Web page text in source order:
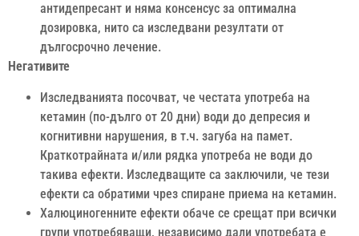
антидепресант и няма консенсус за оптимална
дозировка, нито са изследвани резултати от
дългосрочно лечение.
Негативите
Изследванията посочват, че честата употреба на
кетамин (по-дълго от 20 дни) води до депресия и
когнитивни нарушения, в т.ч. загуба на памет.
Краткотрайната и/или рядка употреба не води до
такива ефекти. Изследващите са заключили, че тези
ефекти са обратими чрез спиране приема на кетамин.
Халюциногенните ефекти обаче се срещат при всички
групи употребяващи, независимо дали употребата е